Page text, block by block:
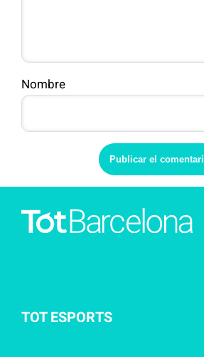
Nombre
TOT ESPORTS